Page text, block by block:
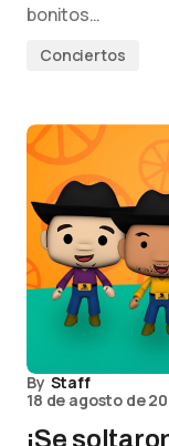
bonitos…
Conciertos
By Staff
18 de agosto de
¡Se